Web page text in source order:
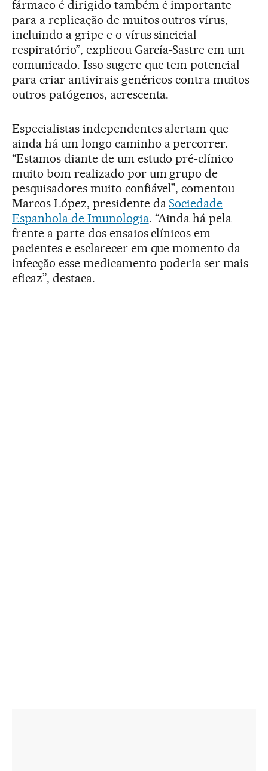
fármaco é dirigido também é importante
para a replicação de muitos outros vírus,
incluindo a gripe e o vírus sincicial
respiratório”, explicou García-Sastre em um
comunicado. Isso sugere que tem potencial
para criar antivirais genéricos contra muitos
outros patógenos, acrescenta.
Especialistas independentes alertam que
ainda há um longo caminho a percorrer.
“Estamos diante de um estudo pré-clínico
muito bom realizado por um grupo de
pesquisadores muito confiável”, comentou
Marcos López, presidente daSociedade
Espanhola de Imunologia. “Ainda há pela
frente a parte dos ensaios clínicos em
pacientes e esclarecer em que momento da
infecção esse medicamento poderia ser mais
eficaz”, destaca.